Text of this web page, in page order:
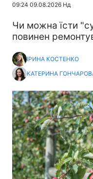
09:24 09.08.2026 Нд
Чи можна їсти
повинен
ІРИНА КОСТЕНКО
КАТЕРИНА